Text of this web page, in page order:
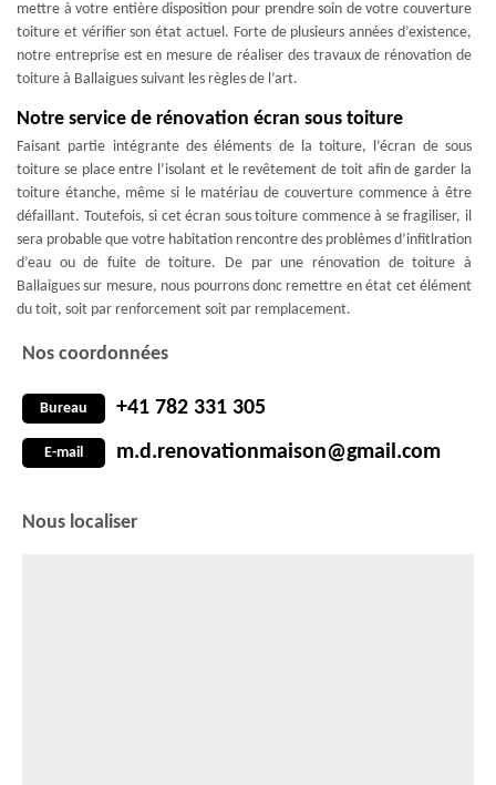
mettre à votre entière disposition pour prendre soin de votre couverture
toiture et vérifier son état actuel. Forte de plusieurs années d’existence,
notre entreprise est en mesure de réaliser des travaux de rénovation de
toiture à Ballaigues suivant les règles de l’art.
Notre service de rénovation écran sous toiture
Faisant partie intégrante des éléments de la toiture, l’écran de sous
toiture se place entre l’isolant et le revêtement de toit afin de garder la
toiture étanche, même si le matériau de couverture commence à être
défaillant. Toutefois, si cet écran sous toiture commence à se fragiliser, il
sera probable que votre habitation rencontre des problèmes d’infitlration
d’eau ou de fuite de toiture. De par une rénovation de toiture à
Ballaigues sur mesure, nous pourrons donc remettre en état cet élément
du toit, soit par renforcement soit par remplacement.
Nos coordonnées
Bureau +41 782 331 305
E-mail m.d.renovationmaison@gmail.com
Nous localiser